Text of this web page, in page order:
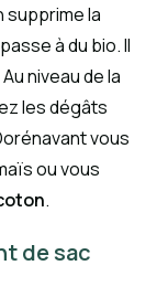
supprime la
à du bio. Il
niveau de la
les dégâts
vous
ou vous
.
de sac